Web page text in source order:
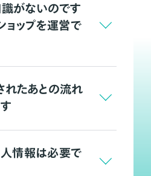
がないのです
ョップを運営で
れたあとの流れ
情報は必要で